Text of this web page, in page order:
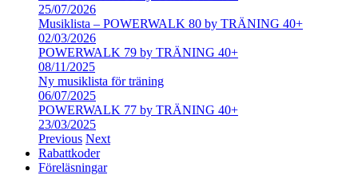
25/07/2026
Musiklista – POWERWALK 80 by TRÄNING 40+
02/03/2026
POWERWALK 79 by TRÄNING 40+
08/11/2025
Ny musiklista för träning
06/07/2025
POWERWALK 77 by TRÄNING 40+
23/03/2025
Previous Next
Rabattkoder
Föreläsningar